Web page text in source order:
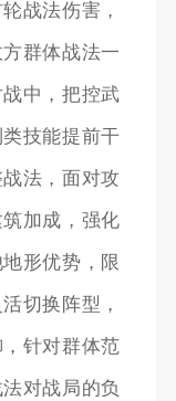
战法伤害，
群体战法一
中，把控武
技能提前干
法，面对攻
加成，强化
形优势，限
切换阵型，
针对群体范
对战局的负